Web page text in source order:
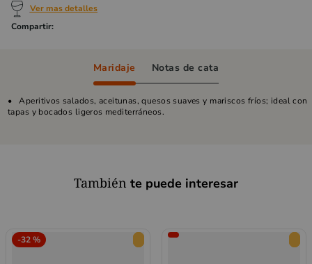
Ver mas detalles
Maridaje Notas de cata
Aperitivos salados, aceitunas, quesos suaves y mariscos fríos; ideal con
tapas y bocados ligeros mediterráneos.
También te puede interesar
-32 %